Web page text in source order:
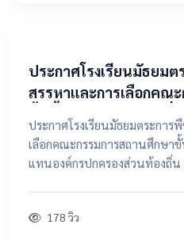
ประกาศโรงเรียนมัธยมต
สรรหาและการเลือกคณ
ขั้นพื้นฐาน (กรรมการที่เ
ปกครองส่วนท้องถิ่น แท
ประกาศโรงเรียนมัธยมตระการ
เลือกคณะกรรมการสถานศึกษา
แทนองค์กรปกครองส่วนท้องถิ่น แทน
178 วิว